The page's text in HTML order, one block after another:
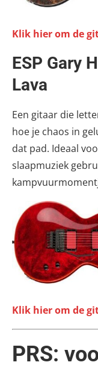
Klik hier om de
ESP Gary
Lava
Een gitaar die
hoe je chaos in
dat pad. Ideaal
slaapmuziek
Klik hier om de
PRS: